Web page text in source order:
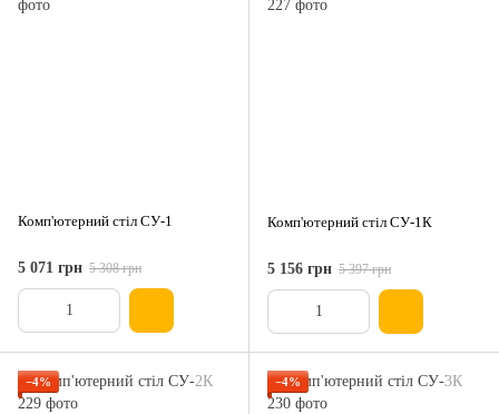
Комп'ютерний стіл СУ-1
5 071 грн 5 308 грн
Комп'ютерний стіл СУ-1К
5 156 грн 5 397 грн
−4% −4%